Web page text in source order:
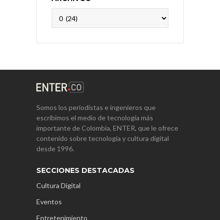
Somos los periodistas e ingenieros que
escribimos el medio de tecnología más
importante de Colombia, ENTER, que le ofrece
contenido sobre tecnología y cultura digital
desde 1996.
SECCIONES DESTACADAS
Cultura Digital
Eventos
Entretenimiento